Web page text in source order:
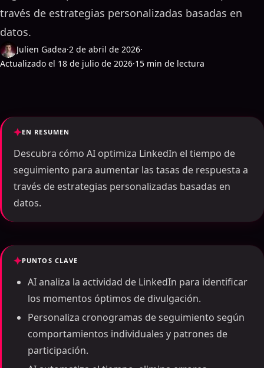
través de estrategias personalizadas basadas en
datos.
Julien Gadea·2 de abril de 2026·
Actualizado el 18 de julio de 2026·15 min de lectura
EN RESUMEN
Descubra cómo AI optimiza LinkedIn el tiempo de
seguimiento para aumentar las tasas de respuesta a
través de estrategias personalizadas basadas en
datos.
PUNTOS CLAVE
AI analiza la actividad de LinkedIn para identificar
los momentos óptimos de divulgación.
Personaliza cronogramas de seguimiento según
comportamientos individuales y patrones de
participación.